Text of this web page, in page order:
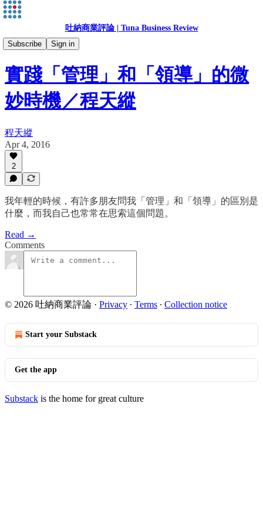
吐納商業評論 | Tuna Business Review
Subscribe
Sign in
程天縱
實踐「管理」和「領導」的微
妙時機／程天縱
程天縱
Apr 4, 2016
2
我年輕的時候，有許多朋友問我「管理」和「領導」的區別是
什麼，而我自己也常常在思索這個問題。
Read →
Comments
© 2026 吐納商業評論 · Privacy ∙ Terms ∙ Collection notice
Start your Substack
Get the app
Substack is the home for great culture